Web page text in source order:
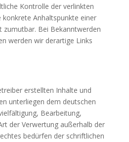
Kontrolle der verlinkten
Anhaltspunkte einer
zumutbar. Bei Bekanntwerden
werden wir derartige Links
erstellten Inhalte und
unterliegen dem deutschen
Bearbeitung,
der Verwertung außerhalb der
bedürfen der schriftlichen